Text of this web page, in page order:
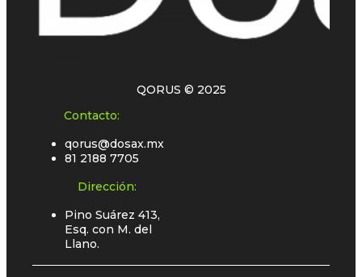
QORUS © 2025
Contacto:
qorus@dosax.mx
81 2188 7705
Dirección:
Pino Suárez 413,
Esq. con M. del
Llano.